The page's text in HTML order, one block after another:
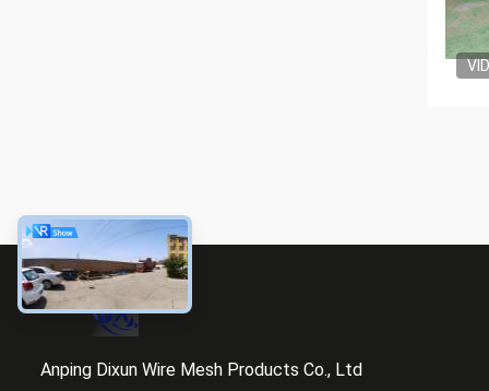
Anping Dixun Wire Mesh Products Co., Ltd